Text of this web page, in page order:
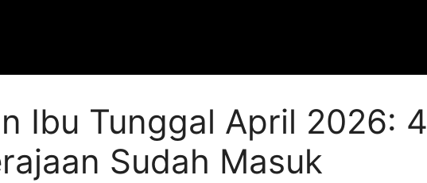
Ibu Tunggal April 2026: 4
Sudah Masuk